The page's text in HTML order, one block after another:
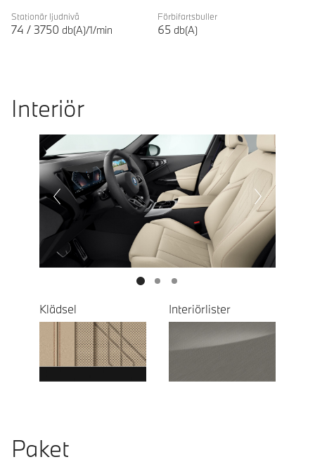
Stationär ljudnivå
74 / 3750 db(A)/1/min
Förbifartsbuller
65 db(A)
Interiör
Prevoius
Next
Klädsel Interiörlister
Paket